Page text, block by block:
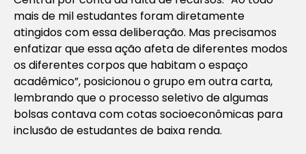
mais de mil estudantes foram diretamente
atingidos com essa deliberação. Mas precisamos
enfatizar que essa ação afeta de diferentes modos
os diferentes corpos que habitam o espaço
acadêmico”, posicionou o grupo em outra carta,
lembrando que o processo seletivo de algumas
bolsas contava com cotas socioeconômicas para
inclusão de estudantes de baixa renda.